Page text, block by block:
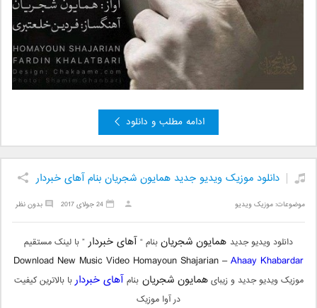
ادامه مطلب و دانلود
دانلود موزیک ویدیو جدید همایون شجریان بنام آهای خبردار
موضوعات:موزیک ویدیو بدون نظر 24 جولای 2017
دانلود ویدیو جدید همایون شجریانبنام “آهای خبردار ” با لینک مستقیم
Download New Music Video Homayoun Shajarian –Ahaay Khabardar
موزیک ویدیو جدید و زیبایهمایون شجریانبنام آهای خبرداربا بالاترین کیفیت
در آوا موزیک